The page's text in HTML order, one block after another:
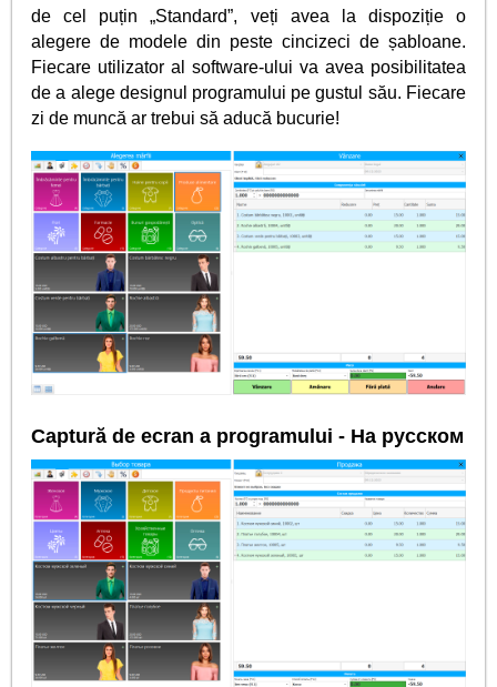
de cel puțin „Standard”, veți avea la dispoziție o
alegere de modele din peste cincizeci de șabloane.
Fiecare utilizator al software-ului va avea posibilitatea
de a alege designul programului pe gustul său. Fiecare
zi de muncă ar trebui să aducă bucurie!
Captură de ecran a programului - На русском